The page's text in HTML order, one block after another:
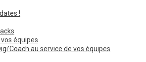
!
équipes
au service de vos équipes